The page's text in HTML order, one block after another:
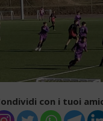
con i tuoi